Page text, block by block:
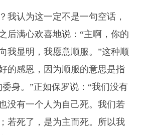
我认为这一定不是一句空话，
后满心欢喜地说：“主啊，你的
我显明，我愿意顺服。”这种顺
的感恩，因为顺服的意思是指
身。”正如保罗说：“我们没有
没有一个人为自己死。我们若
若死了，是为主而死。所以我